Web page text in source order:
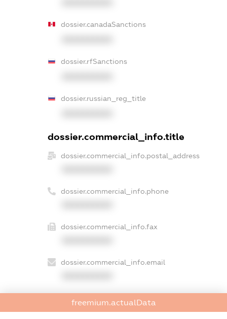
dossier.canadaSanctions
dossier.rfSanctions
dossier.russian_reg_title
dossier.commercial_info.title
dossier.commercial_info.postal_address
dossier.commercial_info.phone
dossier.commercial_info.fax
dossier.commercial_info.email
dossier.commercial_info.website
XXXXXXXXXX
freemium.actualData